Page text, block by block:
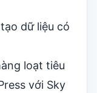
dữ liệu có
loạt tiêu
với Sky